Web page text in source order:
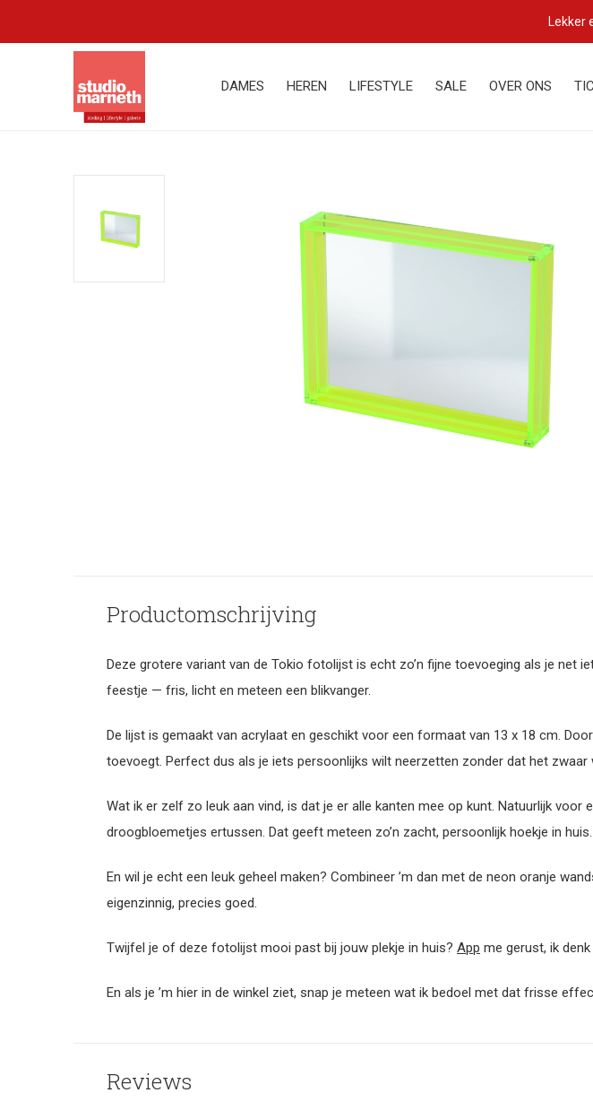
DAMES HEREN LIFESTYLE SALE OVER ONS
Lekker
Productomschrijving
Deze grotere variant van de Tokio fotolijst is echt zo’n fijne toevoeging als je net
feestje — fris, licht en meteen een blikvanger.
De lijst is gemaakt van acrylaat en geschikt voor een formaat van 13 x 18 cm.
toevoegt. Perfect dus als je iets persoonlijks wilt neerzetten zonder dat het zwaar
Wat ik er zelf zo leuk aan vind, is dat je er alle kanten mee op kunt. Natuurlijk
droogbloemetjes ertussen. Dat geeft meteen zo’n zacht, persoonlijk hoekje in huis.
En wil je echt een leuk geheel maken? Combineer ’m dan met de neon oranje
eigenzinnig, precies goed.
Twijfel je of deze fotolijst mooi past bij jouw plekje in huis? App me gerust, ik
En als je ’m hier in de winkel ziet, snap je meteen wat ik bedoel met dat frisse
Reviews